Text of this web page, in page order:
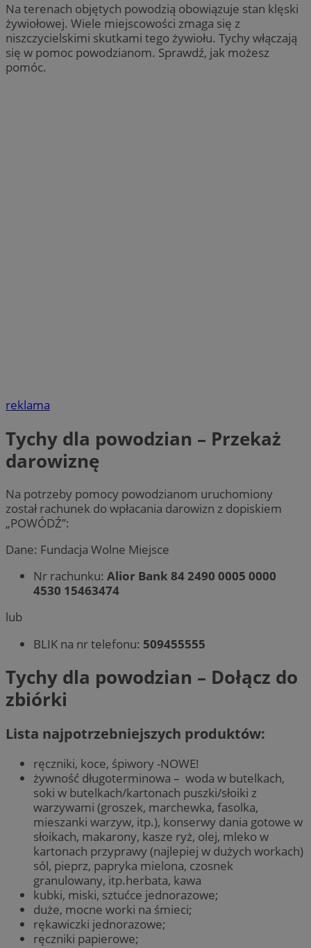
Na terenach objętych powodzią obowiązuje stan klęski
żywiołowej. Wiele miejscowości zmaga się z
niszczycielskimi skutkami tego żywiołu. Tychy włączają
się w pomoc powodzianom. Sprawdź, jak możesz
pomóc.
reklama
Tychy dla powodzian – Przekaż
darowiznę
Na potrzeby pomocy powodzianom uruchomiony
został rachunek do wpłacania darowizn z dopiskiem
„POWÓDŹ”:
Dane: Fundacja Wolne Miejsce
Nr rachunku: Alior Bank 84 2490 0005 0000
4530 15463474
lub
BLIK na nr telefonu: 509455555
Tychy dla powodzian – Dołącz do
zbiórki
Lista najpotrzebniejszych produktów:
ręczniki, koce, śpiwory -NOWE!
żywność długoterminowa – woda w butelkach,
soki w butelkach/kartonach puszki/słoiki z
warzywami (groszek, marchewka, fasolka,
mieszanki warzyw, itp.), konserwy dania gotowe w
słoikach, makarony, kasze ryż, olej, mleko w
kartonach przyprawy (najlepiej w dużych workach)
sól, pieprz, papryka mielona, czosnek
granulowany, itp.herbata, kawa
kubki, miski, sztućce jednorazowe;
duże, mocne worki na śmieci;
rękawiczki jednorazowe;
ręczniki papierowe;